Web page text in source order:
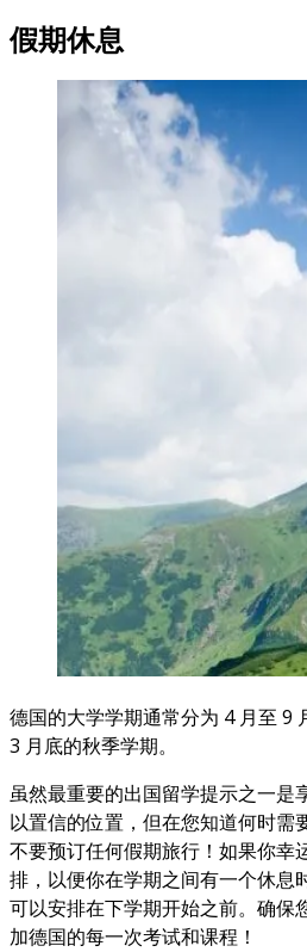
假期休息
德国的大学学期通常分为 4 月至 9
3 月底的秋季学期。
虽然最重要的出国留学提示之一是
以置信的位置，但在您知道何时需
不要预订任何假期旅行！如果你幸
排，以便你在学期之间有一个休息
可以安排在下学期开始之前。确保
加德国的每一次考试和课程！